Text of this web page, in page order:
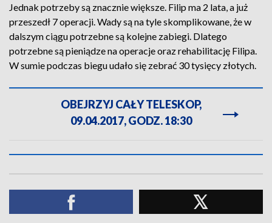
Jednak potrzeby są znacznie większe. Filip ma 2 lata, a już
przeszedł 7 operacji. Wady są na tyle skomplikowane, że w
dalszym ciągu potrzebne są kolejne zabiegi. Dlatego
potrzebne są pieniądze na operacje oraz rehabilitację Filipa.
W sumie podczas biegu udało się zebrać 30 tysięcy złotych.
OBEJRZYJ CAŁY TELESKOP,
09.04.2017, GODZ. 18:30